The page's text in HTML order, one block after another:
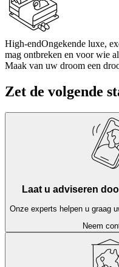
High-endOngekende luxe,
mag ontbreken en voor wie
Maak van uw droom een
Zet de volgende
Laat u adviseren
Onze experts helpen u graag
Neem